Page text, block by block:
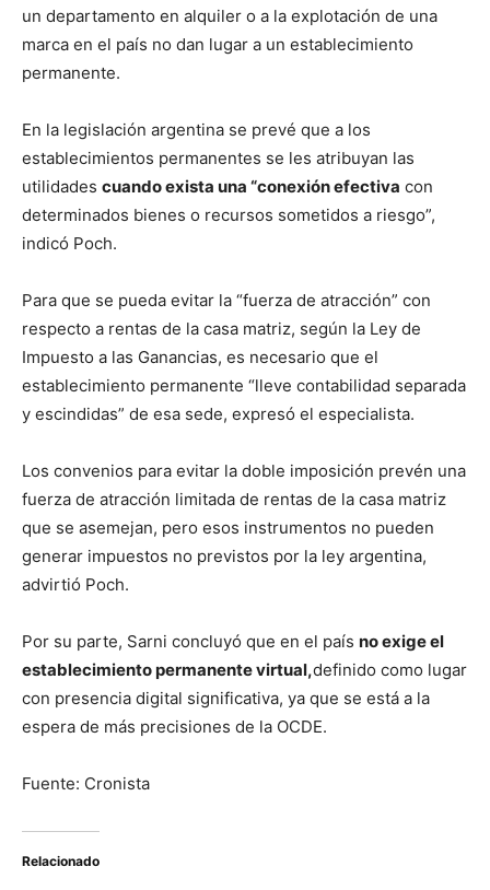
un departamento en alquiler o a la explotación de una
marca en el país no dan lugar a un establecimiento
permanente.
En la legislación argentina se prevé que a los
establecimientos permanentes se les atribuyan las
utilidades cuando exista una “conexión efectiva con
determinados bienes o recursos sometidos a riesgo”,
indicó Poch.
Para que se pueda evitar la “fuerza de atracción” con
respecto a rentas de la casa matriz, según la Ley de
Impuesto a las Ganancias, es necesario que el
establecimiento permanente “lleve contabilidad separada
y escindidas” de esa sede, expresó el especialista.
Los convenios para evitar la doble imposición prevén una
fuerza de atracción limitada de rentas de la casa matriz
que se asemejan, pero esos instrumentos no pueden
generar impuestos no previstos por la ley argentina,
advirtió Poch.
Por su parte, Sarni concluyó que en el país no exige el
establecimiento permanente virtual,definido como lugar
con presencia digital significativa, ya que se está a la
espera de más precisiones de la OCDE.
Fuente: Cronista
Relacionado